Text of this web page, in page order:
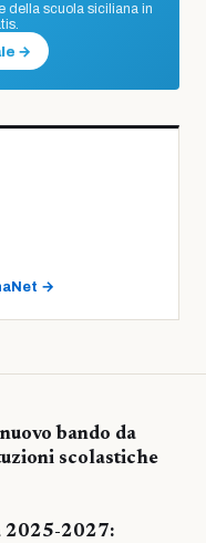
della scuola siciliana in
→
→
bando da
scolastiche
2025-2027: